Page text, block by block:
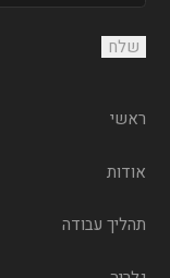
ראשי
אודות
תהליך עבודה